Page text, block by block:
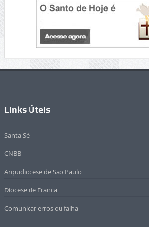
Links Úteis
Santa Sé
CNBB
Arquidiocese de São Paulo
Diocese de Franca
Comunicar erros ou falha